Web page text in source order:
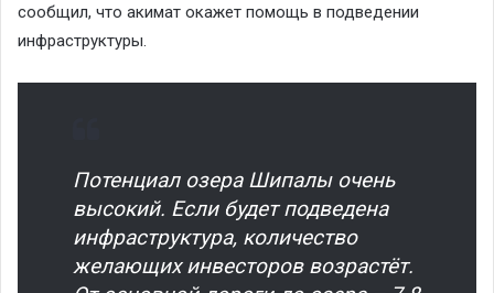
сообщил, что акимат окажет помощь в подведении
инфраструктуры.
Потенциал озера Шипалы очень
высокий. Если будет подведена
инфраструктура, количество
желающих инвесторов возрастёт.